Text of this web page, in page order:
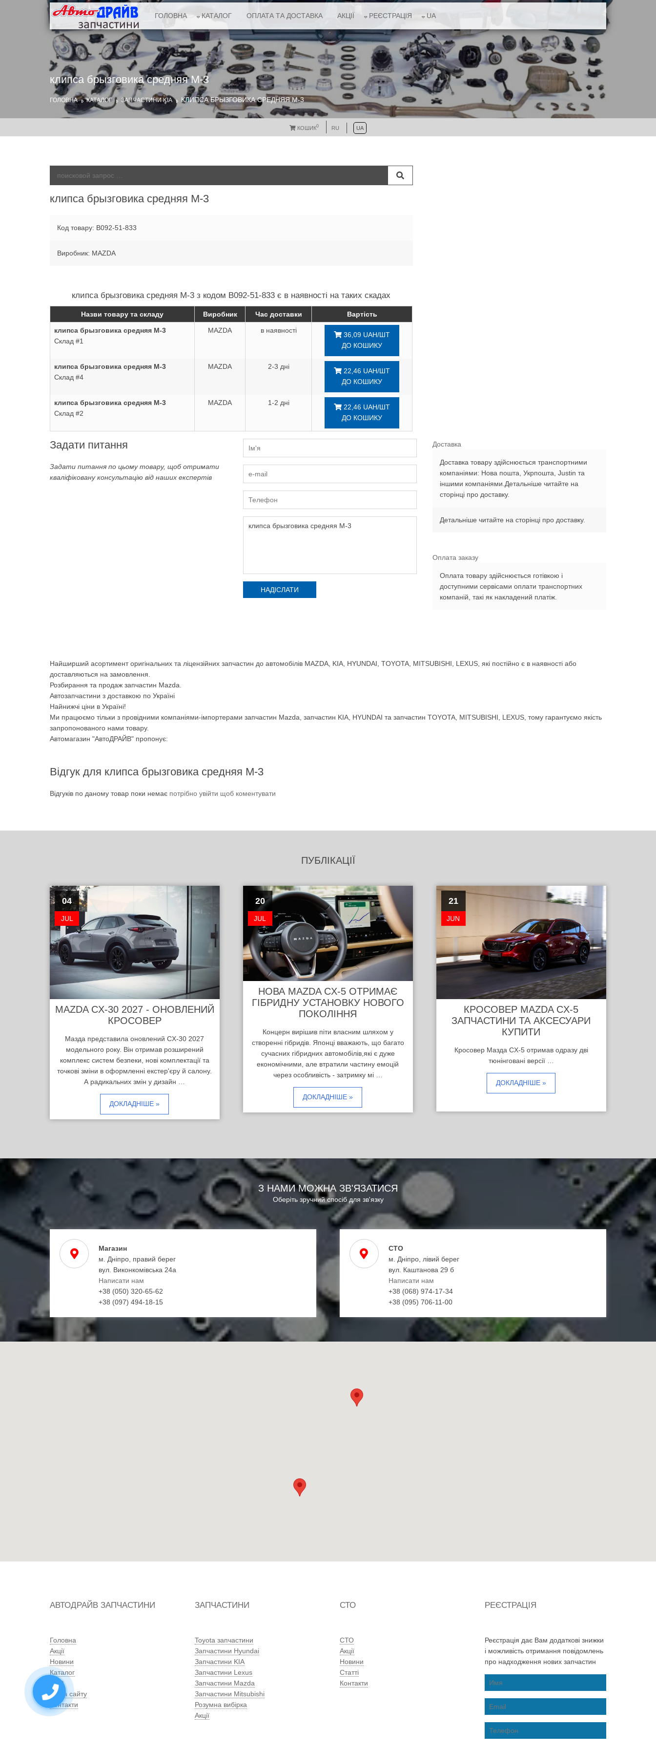
ГОЛОВНА КАТАЛОГ ОПЛАТА ТА ДОСТАВКА АКЦІЇ РЕЄСТРАЦІЯ UA
клипса брызговика средняя M-3
ГОЛОВНА КАТАЛОГ ЗАПЧАСТИНИ KIA КЛИПСА БРЫЗГОВИКА СРЕДНЯЯ M-3
КОШИК0 RU UA
клипса брызговика средняя M-3
Код товару: B092-51-833
Виробник: MAZDA
клипса брызговика средняя M-3 з кодом B092-51-833 є в наявності на таких скадах
Назви товару та складу Виробник Час доставки Вартість
клипса брызговика средняя M-3
Склад #1
MAZDA в наявності
36,09 UAH/ШТ
ДО КОШИКУ
клипса брызговика средняя M-3
Склад #4
MAZDA 2-3 дні
22,46 UAH/ШТ
ДО КОШИКУ
клипса брызговика средняя M-3
Склад #2
MAZDA 1-2 дні
22,46 UAH/ШТ
ДО КОШИКУ
Задати питання
Задати питання по цьому товару, щоб отримати
кваліфіковану консультацію від наших експертів
Доставка
Доставка товару здійснюється транспортними
компаніями: Нова пошта, Укрпошта, Justin та
іншими компаніями.Детальніше читайте на
сторінці про доставку.
Детальніше читайте на сторінці про доставку.
Оплата заказу
Оплата товару здійснюється готівкою і
доступними сервісами оплати транспортних
компаній, такі як накладений платіж.
Найширший асортимент оригінальних та ліцензійних запчастин до автомобілів MAZDA, KIA, HYUNDAI, TOYOTA, MITSUBISHI, LEXUS, які постійно є в наявності або
доставляються на замовлення.
Розбирання та продаж запчастин Mazda.
Автозапчастини з доставкою по Україні
Найнижчі ціни в Україні!
Ми працюємо тільки з провідними компаніями-імпортерами запчастин Mazda, запчастин KIA, HYUNDAI та запчастин TOYOTA, MITSUBISHI, LEXUS, тому гарантуємо якість
запропонованого нами товару.
Автомагазин "АвтоДРАЙВ" пропонує:
Відгук для клипса брызговика средняя M-3
Відгуків по даному товар поки немає потрібно увійти щоб коментувати
ПУБЛІКАЦІЇ
04
JUL
MAZDA CX-30 2027 - ОНОВЛЕНИЙ
КРОСОВЕР
Мазда представила оновлений CX-30 2027
модельного року. Він отримав розширений
комплекс систем безпеки, нові комплектації та
точкові зміни в оформленні екстер'єру й салону.
А радикальних змін у дизайн …
ДОКЛАДНІШЕ »
20
JUL
НОВА MAZDA CX-5 ОТРИМАЄ
ГІБРИДНУ УСТАНОВКУ НОВОГО
ПОКОЛІННЯ
Концерн вирішив піти власним шляхом у
створенні гібридів. Японці вважають, що багато
сучасних гібридних автомобілів,які є дуже
економічними, але втратили частину емоцій
через особливість - затримку мі …
ДОКЛАДНІШЕ »
21
JUN
КРОСОВЕР MAZDA CX-5
ЗАПЧАСТИНИ ТА АКСЕСУАРИ
КУПИТИ
Кросовер Мазда CX-5 отримав одразу дві
тюнінговані версії …
ДОКЛАДНІШЕ »
З НАМИ МОЖНА ЗВ'ЯЗАТИСЯ
Оберіть зручний спосіб для зв'язку
Магазин
м. Дніпро, правий берег
вул. Виконкомівська 24а
Написати нам
+38 (050) 320-65-62
+38 (097) 494-18-15
СТО
м. Дніпро, лівий берег
вул. Каштанова 29 б
Написати нам
+38 (068) 974-17-34
+38 (095) 706-11-00
АВТОДРАЙВ ЗАПЧАСТИНИ
Головна
Акції
Новини
Каталог
СТО
Мапа сайту
Контакти
ЗАПЧАСТИНИ
Toyota запчастини
Запчастини Hyundai
Запчастини KIA
Запчастини Lexus
Запчастини Mazda
Запчастини Mitsubishi
Розумна вибірка
Акції
СТО
СТО
Акції
Новини
Статті
Контакти
РЕЄСТРАЦІЯ
Реєстрація дає Вам додаткові знижки
і можливість отримання повідомлень
про надходження нових запчастин